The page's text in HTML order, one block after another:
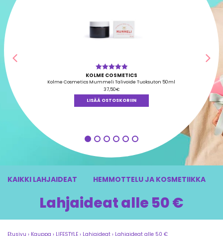
Arvostelu
tuotteesta:
5.00/ 5
KOLME COSMETICS
Kolme Cosmetics Mummeli Talivoide Tuoksuton 50ml
37,50€
LISÄÄ OSTOSKORIIN
Edellinen
KAIKKI LAHJAIDEAT HEMMOTTELU JA KOSMETIIKKA
Lahjaideat alle 50 €
Etusivu › Kauppa › LIFESTYLE › Lahjaideat › Lahjaideat alle 50 €